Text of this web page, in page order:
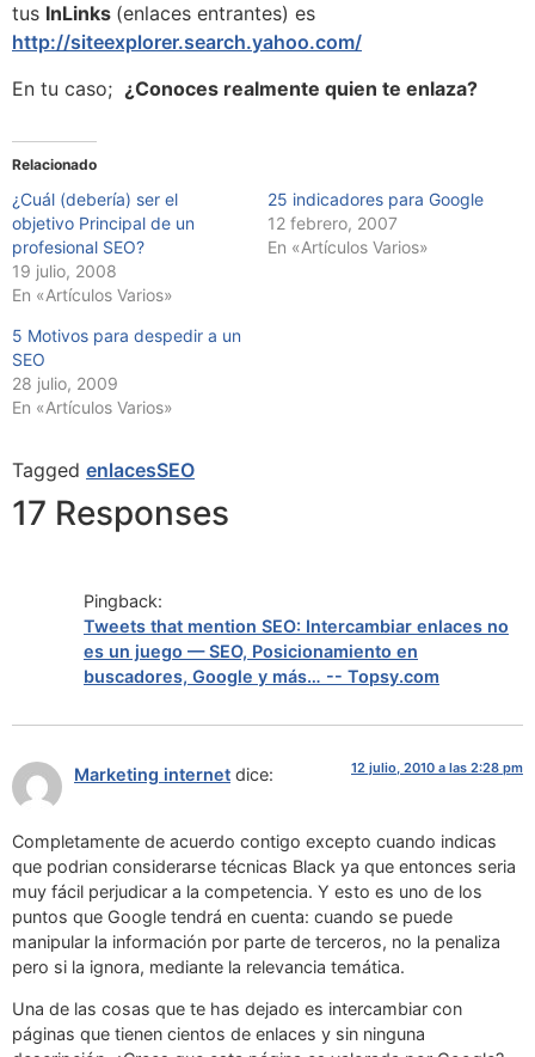
tus InLinks (enlaces entrantes) es
http://siteexplorer.search.yahoo.com/
En tu caso; ¿Conoces realmente quien te enlaza?
Relacionado
¿Cuál (debería) ser el
objetivo Principal de un
profesional SEO?
19 julio, 2008
En «Artículos Varios»
25 indicadores para Google
12 febrero, 2007
En «Artículos Varios»
5 Motivos para despedir a un
SEO
28 julio, 2009
En «Artículos Varios»
Tagged enlacesSEO
17 Responses
Pingback:
Tweets that mention SEO: Intercambiar enlaces no
es un juego — SEO, Posicionamiento en
buscadores, Google y más… -- Topsy.com
Marketing internet dice: 12 julio, 2010 a las 2:28 pm
Completamente de acuerdo contigo excepto cuando indicas
que podrian considerarse técnicas Black ya que entonces seria
muy fácil perjudicar a la competencia. Y esto es uno de los
puntos que Google tendrá en cuenta: cuando se puede
manipular la información por parte de terceros, no la penaliza
pero si la ignora, mediante la relevancia temática.
Una de las cosas que te has dejado es intercambiar con
páginas que tienen cientos de enlaces y sin ninguna